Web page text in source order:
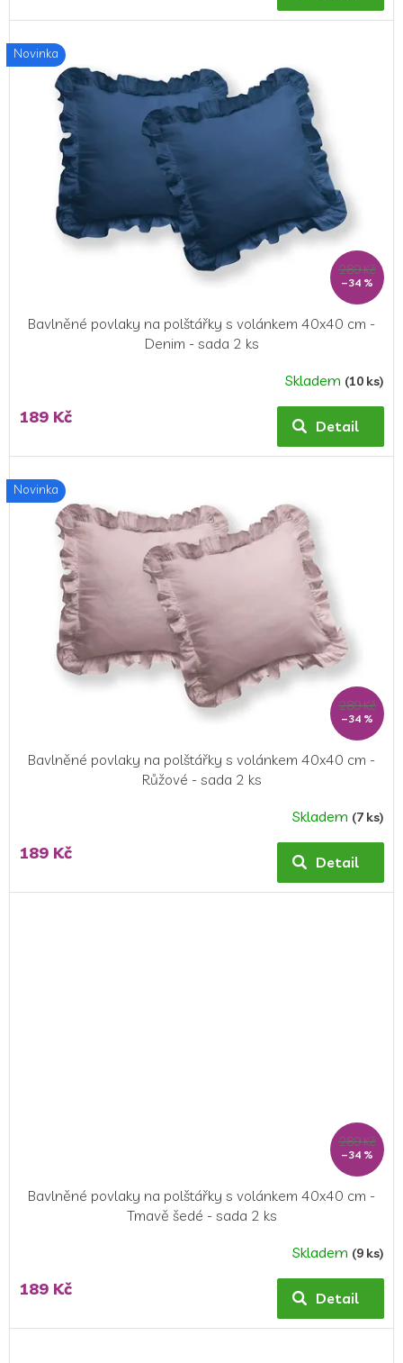
Novinka
289 Kč
–34 %
Bavlněné povlaky na polštářky s volánkem 40x40 cm -
Denim - sada 2 ks
Skladem (10 ks)
189 Kč Detail
Novinka
289 Kč
–34 %
Bavlněné povlaky na polštářky s volánkem 40x40 cm -
Růžové - sada 2 ks
Skladem (7 ks)
189 Kč Detail
289 Kč
–34 %
Bavlněné povlaky na polštářky s volánkem 40x40 cm -
Tmavě šedé - sada 2 ks
Skladem (9 ks)
189 Kč Detail